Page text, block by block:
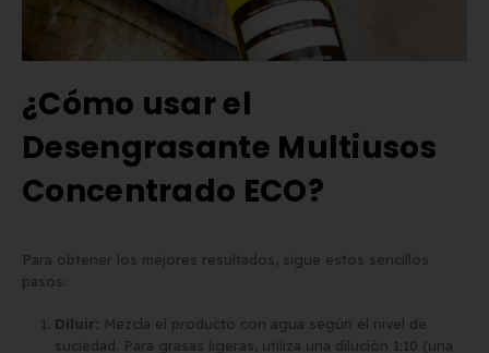
¿Cómo usar el
Desengrasante Multiusos
Concentrado ECO?
Para obtener los mejores resultados, sigue estos sencillos
pasos:
Diluir:
Mezcla el producto con agua según el nivel de
suciedad. Para grasas ligeras, utiliza una dilución 1:10 (una